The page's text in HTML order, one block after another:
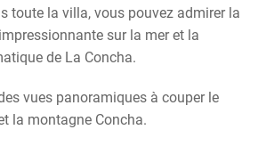
toute la villa, vous pouvez admirer la
sur la mer et la
de La Concha.
vues panoramiques à couper le
la montagne Concha.